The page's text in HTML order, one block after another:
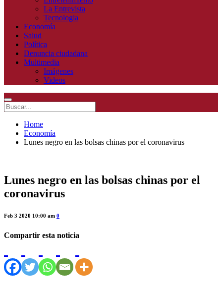
La Entrevista
Tecnologia
Economía
Salud
Política
Denuncia ciudadana
Multimedia
Imágenes
Videos
Home
Economía
Lunes negro en las bolsas chinas por el coronavirus
Lunes negro en las bolsas chinas por el
coronavirus
Feb 3 2020 10:00 am 0
Compartir esta noticia